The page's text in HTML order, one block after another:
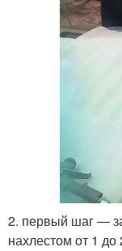
2. первый шаг —
нахлестом от 1